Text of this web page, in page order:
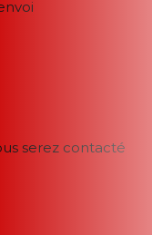
serez contacté